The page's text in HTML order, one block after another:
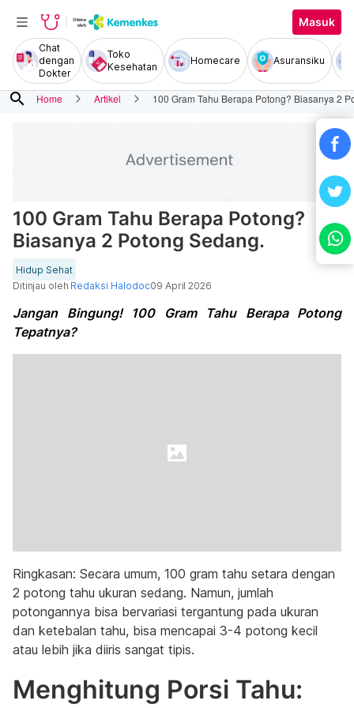
Masuk
Chat
dengan
Dokter
Toko
Kesehatan
Homecare Asuransiku
search Home Artikel 100 Gram Tahu Berapa Potong? Biasanya 2
100 Gram Tahu Berapa Potong?
Biasanya 2 Potong Sedang.
Hidup Sehat
Ditinjau oleh Redaksi Halodoc09 April 2026
Jangan Bingung! 100 Gram Tahu Berapa Potong
Tepatnya?
Ringkasan: Secara umum, 100 gram tahu setara dengan
2 potong tahu ukuran sedang. Namun, jumlah
potongannya bisa bervariasi tergantung pada ukuran
dan ketebalan tahu, bisa mencapai 3-4 potong kecil
atau lebih jika diiris sangat tipis.
Menghitung Porsi Tahu: